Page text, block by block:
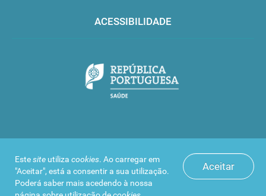
Aceitar
Estesite utiliza cookies. Ao carregar em
"Aceitar", está a consentir a sua utilização.
Poderá saber mais acedendo à nossa
ACESSIBILIDADE